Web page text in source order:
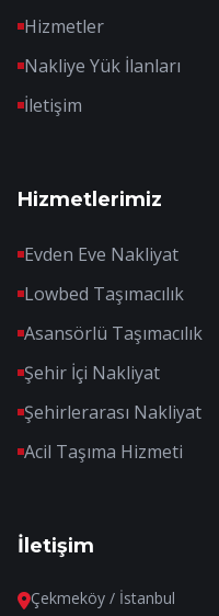
Hizmetler
Nakliye Yük İlanları
İletişim
Hizmetlerimiz
Evden Eve Nakliyat
Lowbed Taşımacılık
Asansörlü Taşımacılık
Şehir İçi Nakliyat
Şehirlerarası Nakliyat
Acil Taşıma Hizmeti
İletişim
Çekmeköy / İstanbul